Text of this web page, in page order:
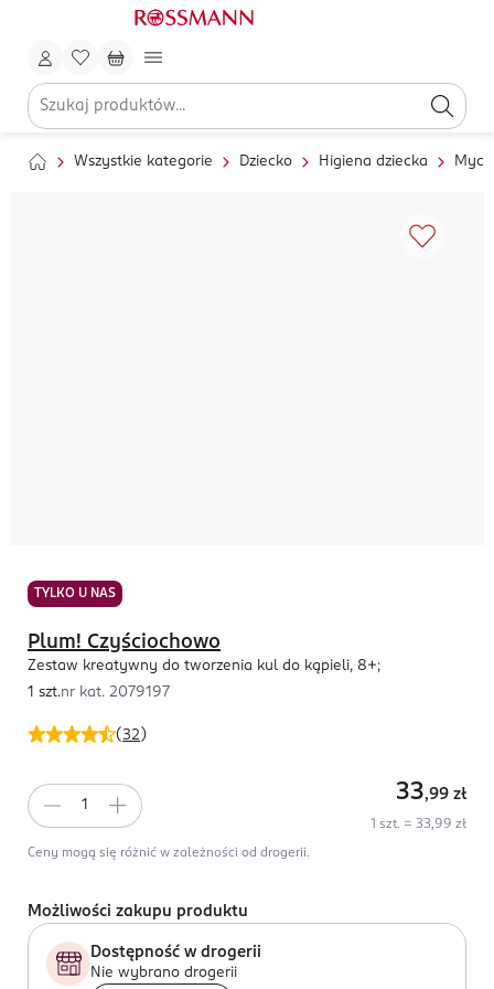
Wszystkie kategorie Dziecko Higiena dziecka
TYLKO U NAS
(32 )
Plum! Czyściochowo
Zestaw kreatywny do tworzenia kul do kąpieli, 8+;
1 szt.nr kat. 2079197
33,99 zł
1 szt. = 33,99 zł
Ceny mogą się różnić w zależności od drogerii.
Możliwości zakupu produktu
Dostępność w drogerii
Nie wybrano drogerii